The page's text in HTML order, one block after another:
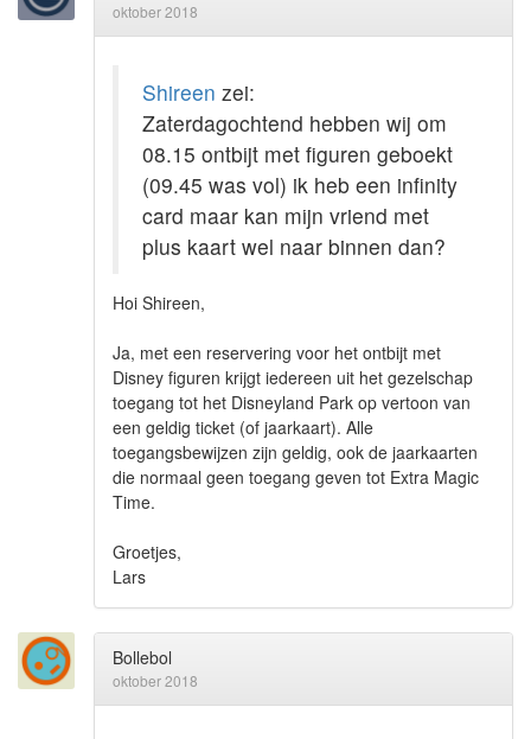
oktober 2018
Shireen zei:
Zaterdagochtend hebben wij om
08.15 ontbijt met figuren geboekt
(09.45 was vol) ik heb een infinity
card maar kan mijn vriend met
plus kaart wel naar binnen dan?
Hoi Shireen,
Ja, met een reservering voor het ontbijt met
Disney figuren krijgt iedereen uit het gezelschap
toegang tot het Disneyland Park op vertoon van
een geldig ticket (of jaarkaart). Alle
toegangsbewijzen zijn geldig, ook de jaarkaarten
die normaal geen toegang geven tot Extra Magic
Time.
Groetjes,
Lars
Bollebol
oktober 2018